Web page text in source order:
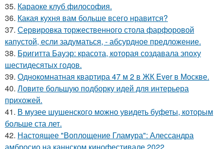
35. Караоке клуб философия.
36. Какая кухня вам больше всего нравится?
37. Сервировка торжественного стола фарфоровой
капустой, если задуматься, - абсурдное предложение.
38. Бригитта Бауэр: красота, которая создавала эпоху
шестидесятых годов.
39. Однокомнатная квартира 47 м 2 в ЖК Ever в Москве.
40. Ловите большую подборку идей для интерьера
прихожей.
41. В музее шушенского можно увидеть буфеты, которым
больше ста лет.
42. Настоящее "Воплощение Гламура": Алессандра